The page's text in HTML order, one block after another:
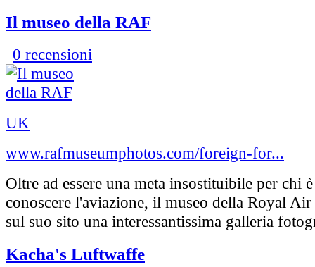
Il museo della RAF
0 recensioni
UK
www.rafmuseumphotos.com/foreign-for...
Oltre ad essere una meta insostituibile per chi
conoscere l'aviazione, il museo della Royal
sul suo sito una interessantissima galleria
Kacha's Luftwaffe